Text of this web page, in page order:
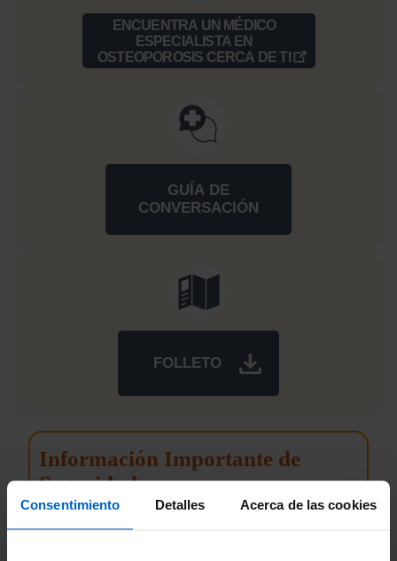
Consentimiento Detalles Acerca de las cookies
ENCUENTRA UN MÉDICO
ESPECIALISTA EN
OSTEOPOROSIS CERCA DE TI
GUÍA DE
CONVERSACIÓN
FOLLETO
Información Importante de
Seguridad